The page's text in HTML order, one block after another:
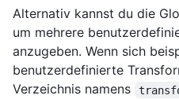
Alternativ kannst du die
um mehrere
anzugeben. Wenn sich
benutzerdefinierte
Verzeichnis namens